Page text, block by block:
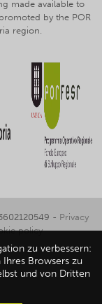
made available to
by the POR
region.
- Privacy
policy
zu verbessern:
Browsers zu
und von Dritten